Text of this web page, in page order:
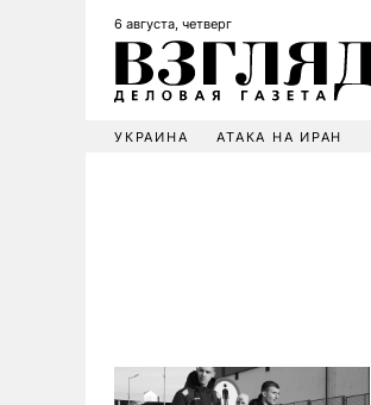
6 августа, четверг
УКРАИНА АТАКА НА ИРАН